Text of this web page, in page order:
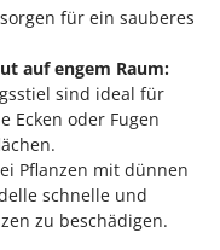
für ein sauberes
auf engem Raum:
sind ideal für
Ecken oder Fugen
Pflanzen mit dünnen
schnelle und
zu beschädigen.